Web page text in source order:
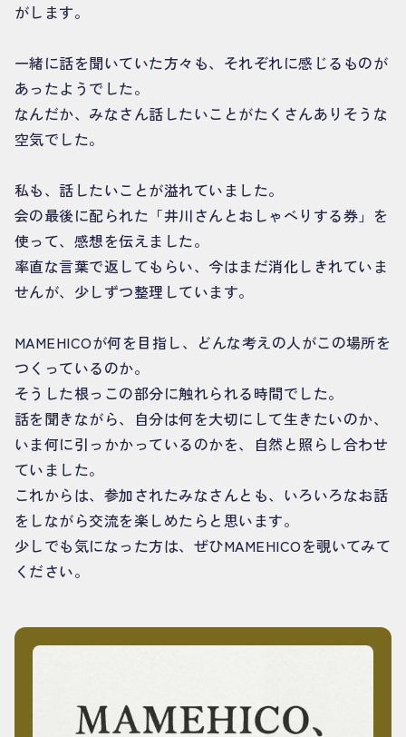
がします。
一緒に話を聞いていた方々も、それぞれに感じるものが
あったようでした。
なんだか、みなさん話したいことがたくさんありそうな
空気でした。
私も、話したいことが溢れていました。
会の最後に配られた「井川さんとおしゃべりする券」を
使って、感想を伝えました。
率直な言葉で返してもらい、今はまだ消化しきれていま
せんが、少しずつ整理しています。
MAMEHICOが何を目指し、どんな考えの人がこの場所を
つくっているのか。
そうした根っこの部分に触れられる時間でした。
話を聞きながら、自分は何を大切にして生きたいのか、
いま何に引っかかっているのかを、自然と照らし合わせ
ていました。
これからは、参加されたみなさんとも、いろいろなお話
をしながら交流を楽しめたらと思います。
少しでも気になった方は、ぜひMAMEHICOを覗いてみて
ください。